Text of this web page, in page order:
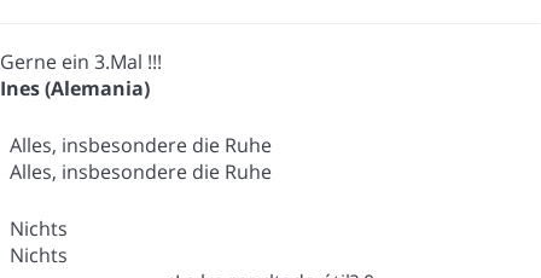
Gerne ein 3.Mal !!!
Ines (Alemania)
Alles, insbesondere die Ruhe
Alles, insbesondere die Ruhe
Nichts
Nichts